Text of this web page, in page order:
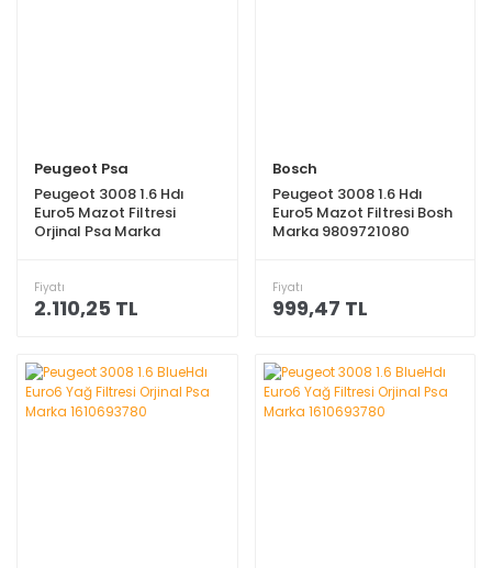
Peugeot Psa
Peugeot 3008 1.6 Hdı
Euro5 Mazot Filtresi
Orjinal Psa Marka
Fiyatı
2.110,25 TL
Bosch
Peugeot 3008 1.6 Hdı
Euro5 Mazot Filtresi Bosh
Marka 9809721080
Fiyatı
999,47 TL